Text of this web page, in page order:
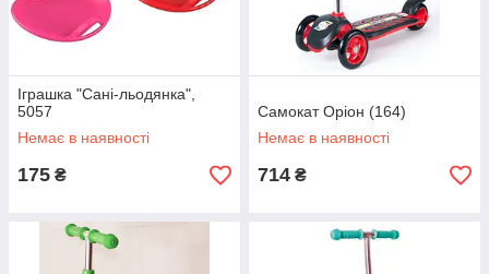
Іграшка "Сані-льодянка",
5057
Немає в наявності
175 ₴
Самокат Оріон (164)
Немає в наявності
714 ₴